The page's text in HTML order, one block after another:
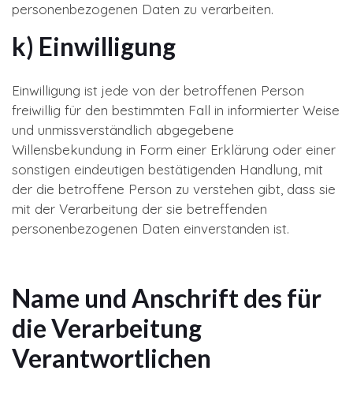
personenbezogenen Daten zu verarbeiten.
k) Einwilligung
Einwilligung ist jede von der betroffenen Person
freiwillig für den bestimmten Fall in informierter Weise
und unmissverständlich abgegebene
Willensbekundung in Form einer Erklärung oder einer
sonstigen eindeutigen bestätigenden Handlung, mit
der die betroffene Person zu verstehen gibt, dass sie
mit der Verarbeitung der sie betreffenden
personenbezogenen Daten einverstanden ist.
Name und Anschrift des für
die Verarbeitung
Verantwortlichen